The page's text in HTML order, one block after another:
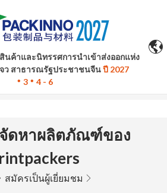
Translate มีไว้เพื่อเป็นข้อมูล
ม่ถูกต้อง โปรดอ้างอิงจากฉบับภาษา
บหากมีข้อสงสัยใด ๆ
นค้าและนิทรรศการนำเข้าส่งออกแห่ง
ว สาธารณรัฐประชาชนจีนปี 2027
3
4 - 6
จัดหาผลิตภัณฑ์ของ
สมัครเป็นผู้เยี่ยมชม